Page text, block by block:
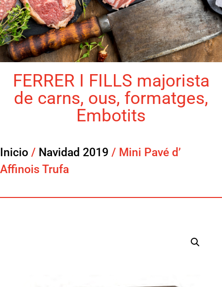
FERRER I FILLS majorista
de carns, ous, formatges,
Embotits
Inicio / Navidad 2019 / Mini Pavé d’
Affinois Trufa